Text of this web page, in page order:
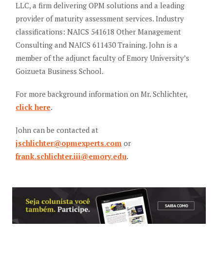
LLC, a firm delivering OPM solutions and a leading
provider of maturity assessment services. Industry
classifications: NAICS 541618 Other Management
Consulting and NAICS 611430 Training. John is a
member of the adjunct faculty of Emory University’s
Goizueta Business School.
For more background information on Mr. Schlichter,
click here.
John can be contacted at
jschlichter@opmexperts.com or
frank.schlichter.iii@emory.edu.